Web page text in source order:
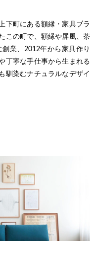
下町にある額縁・家具ブラ
この町で、額縁や屏風、茶
業、2012年から家具作り
丁寧な手仕事から生まれる
馴染むナチュラルなデザイ